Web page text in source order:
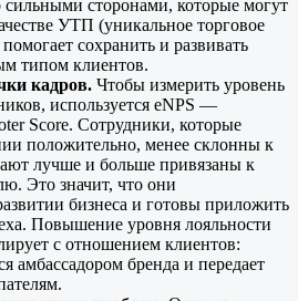
сильными сторонами, которые могут
УТП (уникальное торговое
сохранить и развивать
типом клиентов.
кадров. Чтобы измерить уровень
используется eNPS —
Score. Сотрудники, которые
положительно, менее склонны к
лучше и больше привязаны к
Это значит, что они
бизнеса и готовы приложить
Повышение уровня лояльности
с отношением клиентов:
амбассадором бренда и передает